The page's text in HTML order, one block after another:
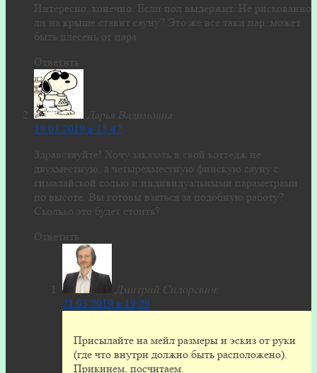
Интересно, конечно. Если пол выдержит. Не рискованно
ли на крыше ставит сауну? Это же все таки пар, может
быть плесень от пара.
Ответить
Дарья Вадимовна
19.03.2019 в 15:47
Здравствуйте! Хочу заказать в свой коттедж не
двухместную, а четырехместную финскую сауну с
гималайской солью и индивидуальными параметрами
по высоте. Вы готовы взяться за подобную работу?
Сколько это будет стоить?
Ответить
Дмитрий Сидоревич
21.03.2019 в 19:29
Присылайте на мейл размеры и эскиз от руки
(где что внутри должно быть расположено).
Прикинем, посчитаем.